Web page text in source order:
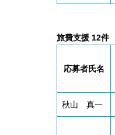
旅費支援 12件
応募者氏名
秋山 真一